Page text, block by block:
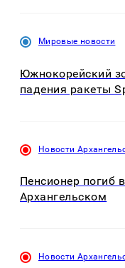
Мировые новости
Южнокорейский
падения ракеты
Новости
Пенсионер погиб
Архангельском
Новости